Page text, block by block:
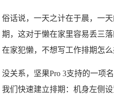
俗话说，一天之计在于晨，一
期，这对于懒在家里容易丢三
在家犯懒，不想写工作排期怎么
没关系，坚果Pro 3支持的一项
我们快速建立排期：机身左侧